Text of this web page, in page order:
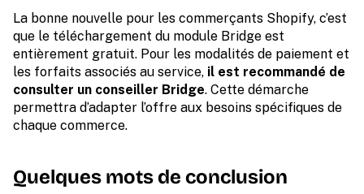
La bonne nouvelle pour les commerçants Shopify, c’est
que le téléchargement du module Bridge est
entièrement gratuit. Pour les modalités de paiement et
les forfaits associés au service, il est recommandé de
consulter un conseiller Bridge. Cette démarche
permettra d’adapter l’offre aux besoins spécifiques de
chaque commerce.
Quelques mots de conclusion